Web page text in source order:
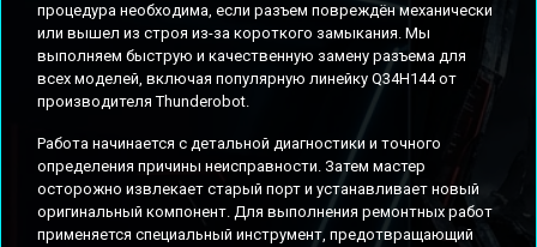
процедура необходима, если разъем повреждён механически
или вышел из строя из-за короткого замыкания. Мы
выполняем быструю и качественную замену разъема для
всех моделей, включая популярную линейку Q34H144 от
производителя Thunderobot.
Работа начинается с детальной диагностики и точного
определения причины неисправности. Затем мастер
осторожно извлекает старый порт и устанавливает новый
оригинальный компонент. Для выполнения ремонтных работ
применяется специальный инструмент, предотвращающий